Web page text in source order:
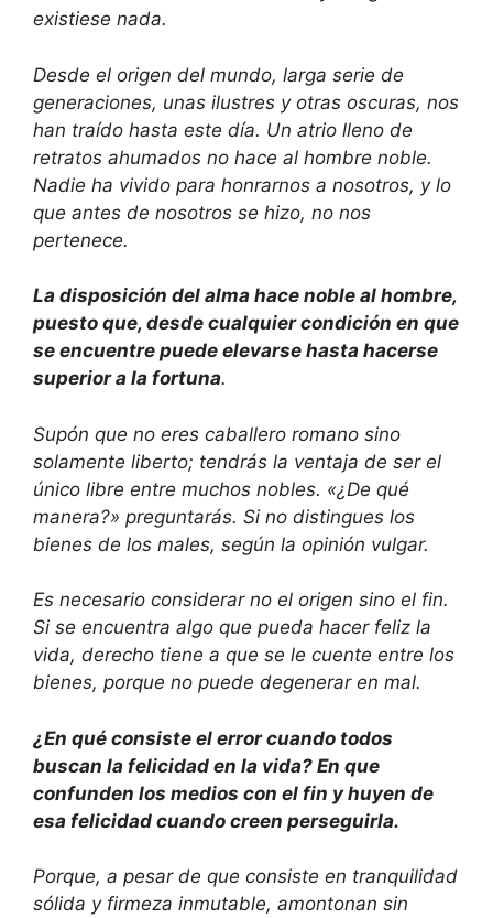
existiese nada.
Desde el origen del mundo, larga serie de
generaciones, unas ilustres y otras oscuras, nos
han traído hasta este día. Un atrio lleno de
retratos ahumados no hace al hombre noble.
Nadie ha vivido para honrarnos a nosotros, y lo
que antes de nosotros se hizo, no nos
pertenece.
La disposición del alma hace noble al hombre,
puesto que, desde cualquier condición en que
se encuentre puede elevarse hasta hacerse
superior a la fortuna.
Supón que no eres caballero romano sino
solamente liberto; tendrás la ventaja de ser el
único libre entre muchos nobles. «¿De qué
manera?» preguntarás. Si no distingues los
bienes de los males, según la opinión vulgar.
Es necesario considerar no el origen sino el fin.
Si se encuentra algo que pueda hacer feliz la
vida, derecho tiene a que se le cuente entre los
bienes, porque no puede degenerar en mal.
¿En qué consiste el error cuando todos
buscan la felicidad en la vida? En que
confunden los medios con el fin y huyen de
esa felicidad cuando creen perseguirla.
Porque, a pesar de que consiste en tranquilidad
sólida y firmeza inmutable, amontonan sin